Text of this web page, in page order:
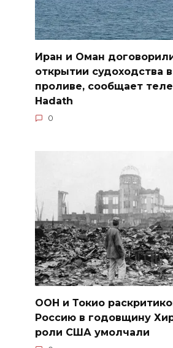
Иран и Оман
открытии судоходства
проливе, сообщает
Hadath
0
ООН и Токио
Россию в годовщину
роли США умолчали